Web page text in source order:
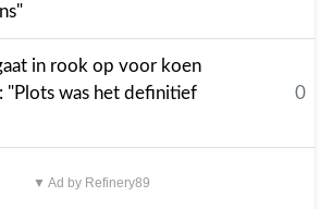
in rook op voor koen
"Plots was het definitief
0
▼ Ad by Refinery89